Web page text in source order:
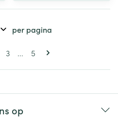
Pagina's
momenteel pagina
Pagina
3 ... Pagina
5
per pagina
op